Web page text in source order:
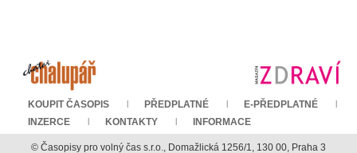
KOUPIT ČASOPIS PŘEDPLATNÉ
E-PŘEDPLATNÉ
INZERCE
KONTAKTY INFORMACE
© Časopisy pro volný čas s.r.o., Domažlická 1256/1, 130 00, Praha 3